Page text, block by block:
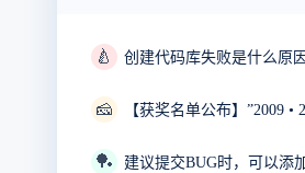
🍐 创建代码库失败是什么原因
🧀 【获奖名单公布】”2009
🏓 建议提交BUG时，可以添